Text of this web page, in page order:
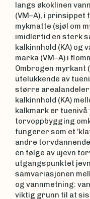
langs økoklinen
(VM–A), i
mykmatte (sjøl om
imidlertid en sterk
kalkinnhold (KA) og
marka (VM–A) i
Ombrogen
utelukkende av
større arealandeler
kalkinnhold (KA)
kalkmark er
torvoppbygging
fungerer som et
andre
en følge av ujevn
utgangspunktet
samvariasjonen
og vannmetning:
viktig grunn til at